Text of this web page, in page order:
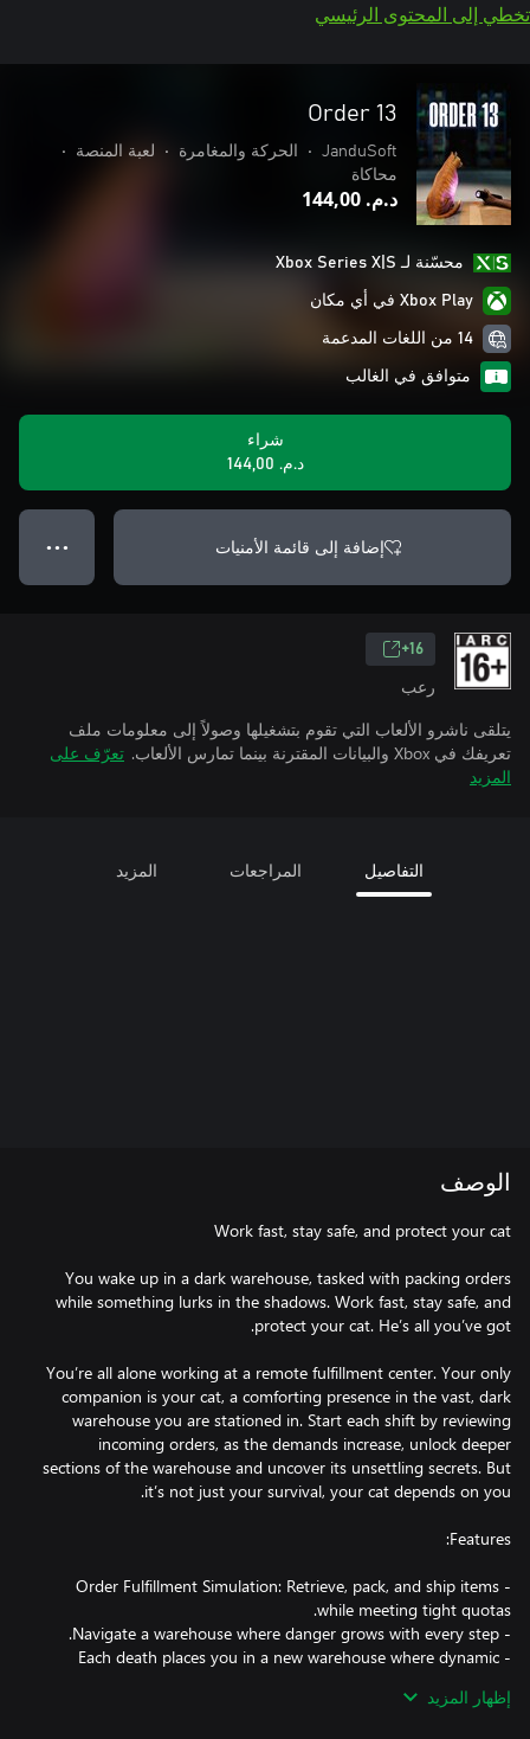
تخطي إلى المحتوى الرئيسي
Order 13
JanduSoft
• الحركة والمغامرة • لعبة المنصة
•
محاكاة
د.م.‏ 144,00
محسّنة لـ Xbox Series X|S
Xbox Play في أي مكان
14 من اللغات المدعمة
متوافق في الغالب
شراء
د.م.‏ 144,00
إضافة إلى قائمة الأمنيات ● ● ●
16+
رعب
يتلقى ناشرو الألعاب التي تقوم بتشغيلها وصولاً إلى معلومات ملف
تعريفك في Xbox والبيانات المقترنة بينما تمارس الألعاب.
تعرّف على
المزيد
التفاصيل المراجعات المزيد
الوصف
You wake up in a dark warehouse, tasked with packing orders
while something lurks in the shadows. Work fast, stay safe, and
You’re all alone working at a remote fulfillment center. Your only
companion is your cat, a comforting presence in the vast, dark
warehouse you are stationed in. Start each shift by reviewing
incoming orders, as the demands increase, unlock deeper
sections of the warehouse and uncover its unsettling secrets. But
- Order Fulfillment Simulation: Retrieve, pack, and ship items
- Each death places you in a new warehouse where dynamic
- Unlock and explore new areas, piecing together the dark truths
إظهار المزيد